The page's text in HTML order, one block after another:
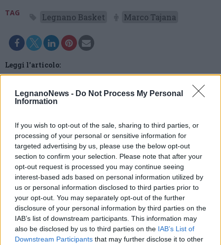
LegnanoNews - Do Not Process My Personal
Information
If you wish to opt-out of the sale, sharing to third parties, or
processing of your personal or sensitive information for
targeted advertising by us, please use the below opt-out
section to confirm your selection. Please note that after your
opt-out request is processed you may continue seeing
interest-based ads based on personal information utilized by
us or personal information disclosed to third parties prior to
your opt-out. You may separately opt-out of the further
disclosure of your personal information by third parties on the
IAB’s list of downstream participants. This information may
also be disclosed by us to third parties on the IAB’s List of
Downstream Participants that may further disclose it to other
TAG Legnano Basket Marco Tajana
Leggi l'articolo:
SportPiù Castellanza e Legnano Knights “invadono” la